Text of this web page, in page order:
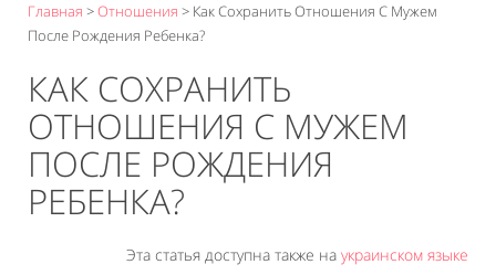
Главная >Отношения > Как Сохранить Отношения С Мужем
После Рождения Ребенка?
КАК СОХРАНИТЬ
ОТНОШЕНИЯ С МУЖЕМ
ПОСЛЕ РОЖДЕНИЯ
РЕБЕНКА?
Эта статья доступна также на украинском языке